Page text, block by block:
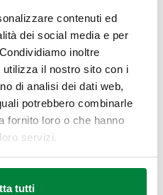
contenuti ed
dei social media e per
inoltre
il nostro sito con i
di analisi dei dati web,
potrebbero combinarle
fornito loro o che hanno
servizi.
tutti
Cameira -
+55 11 98779 3359
Viviane Souza - tel. +55 11